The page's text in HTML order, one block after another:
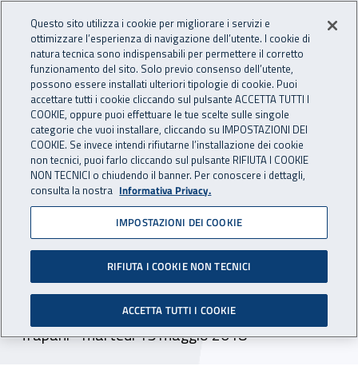
INAIL - Istituto Nazionale
Apri cerca
Navigazione principale
Navigazione - Ti trovi in:
Home Inail comunica Eventi
15 maggio 2018
Seminario - bando Isi 2017
- Incentivi Inail alle imprese
che investono in sicurezza
Trapani - martedì 15 maggio 2018
Questo sito utilizza i cookie per migliorare i servizi e
ottimizzare l’esperienza di navigazione dell’utente. I cookie di
natura tecnica sono indispensabili per permettere il corretto
funzionamento del sito. Solo previo consenso dell’utente,
possono essere installati ulteriori tipologie di cookie. Puoi
accettare tutti i cookie cliccando sul pulsante ACCETTA TUTTI I
COOKIE, oppure puoi effettuare le tue scelte sulle singole
categorie che vuoi installare, cliccando su IMPOSTAZIONI DEI
COOKIE. Se invece intendi rifiutarne l’installazione dei cookie
non tecnici, puoi farlo cliccando sul pulsante RIFIUTA I COOKIE
NON TECNICI o chiudendo il banner. Per conoscere i dettagli,
consulta la nostra Informativa Privacy.
IMPOSTAZIONI DEI COOKIE
RIFIUTA I COOKIE NON TECNICI
ACCETTA TUTTI I COOKIE